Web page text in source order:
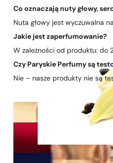
Co oznaczają nuty głowy,
Nuta głowy jest wyczuwalna
Jakie jest zaperfumowanie?
W zależności od produktu: do
Czy Paryskie Perfumy są
Nie – nasze produkty nie są